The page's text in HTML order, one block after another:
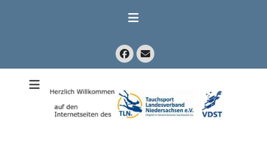
Facebook
E-
Mail
Tauchsport
Landesverband